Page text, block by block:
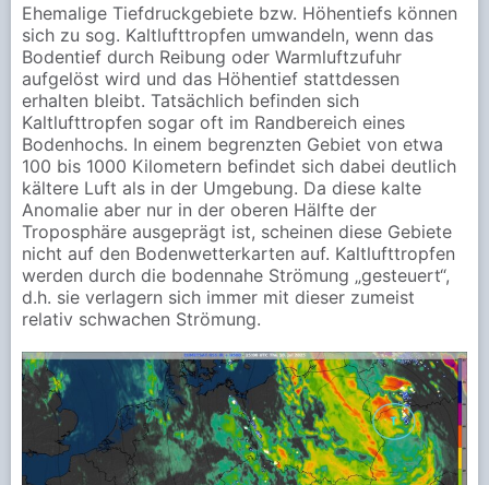
Ehemalige Tiefdruckgebiete bzw. Höhentiefs können
sich zu sog. Kaltlufttropfen umwandeln, wenn das
Bodentief durch Reibung oder Warmluftzufuhr
aufgelöst wird und das Höhentief stattdessen
erhalten bleibt. Tatsächlich befinden sich
Kaltlufttropfen sogar oft im Randbereich eines
Bodenhochs. In einem begrenzten Gebiet von etwa
100 bis 1000 Kilometern befindet sich dabei deutlich
kältere Luft als in der Umgebung. Da diese kalte
Anomalie aber nur in der oberen Hälfte der
Troposphäre ausgeprägt ist, scheinen diese Gebiete
nicht auf den Bodenwetterkarten auf. Kaltlufttropfen
werden durch die bodennahe Strömung „gesteuert“,
d.h. sie verlagern sich immer mit dieser zumeist
relativ schwachen Strömung.